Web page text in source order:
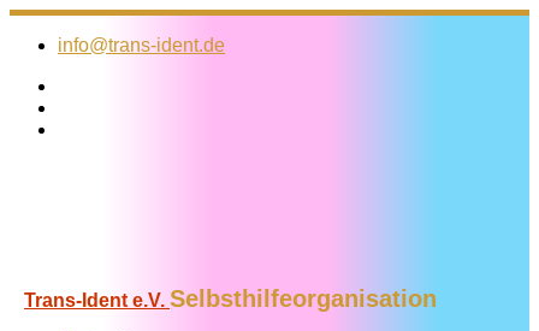
Zum
Inhalt
info@trans-ident.de
Trans-Ident e.V. Selbsthilfeorganisation